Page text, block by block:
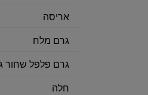
אריסה
גרם מלח
גרם פלפל שחור
חלה